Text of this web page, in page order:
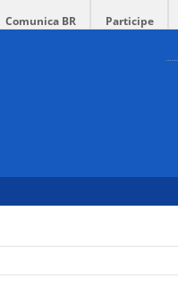
Comunica BR Participe